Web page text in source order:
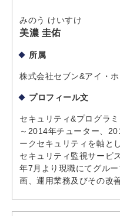
みのう けいすけ
美濃 圭佑
所属
株式会社セブン&アイ・
プロフィール文
セキュリティ&プログラ
～2014年チューター、
ークセキュリティを軸と
セキュリティ監視サービ
年7月より現職にてグル
画、運用業務及びその改